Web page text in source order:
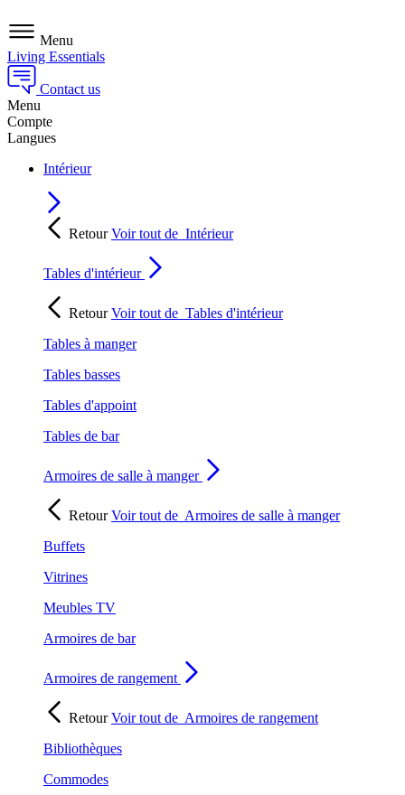
Menu
Living Essentials
Contact us
Menu
Compte
Langues
Intérieur
RetourVoir tout de Intérieur
Tables d'intérieur
RetourVoir tout de Tables d'intérieur
Tables à manger
Tables basses
Tables d'appoint
Tables de bar
Armoires de salle à manger
RetourVoir tout de Armoires de salle à manger
Buffets
Vitrines
Meubles TV
Armoires de bar
Armoires de rangement
RetourVoir tout de Armoires de rangement
Bibliothèques
Commodes